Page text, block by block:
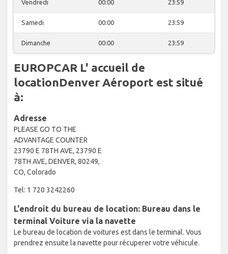
Vendredi 00:00 23:59
Samedi 00:00 23:59
Dimanche 00:00 23:59
EUROPCAR L' accueil de
locationDenver Aéroport est situé
à:
Adresse
PLEASE GO TO THE
ADVANTAGE COUNTER
23790 E 78TH AVE, 23790 E
78TH AVE, DENVER, 80249,
CO, Colorado
Tel: 1 720 3242260
L'endroit du bureau de location: Bureau dans le
terminal Voiture via la navette
Le bureau de location de voitures est dans le terminal. Vous
prendrez ensuite la navette pour récuperer votre véhicule.